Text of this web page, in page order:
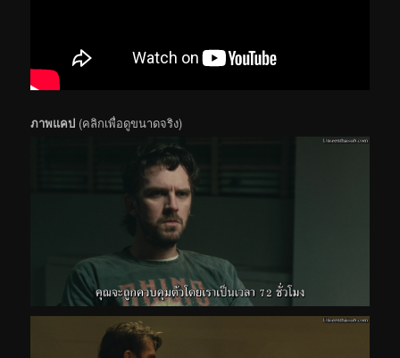
ภาพแคป (คลิกเพื่อดูขนาดจริง)